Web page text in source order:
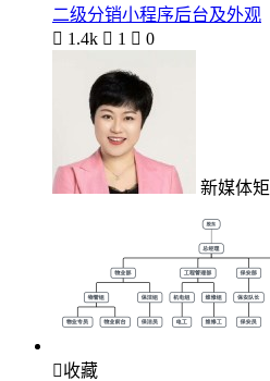
二级分销小程序后台及外观
 1.4k  1  0
新媒体
收藏